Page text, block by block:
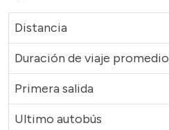
Distancia
Duración de viaje promedio
Primera salida
Ultimo autobús